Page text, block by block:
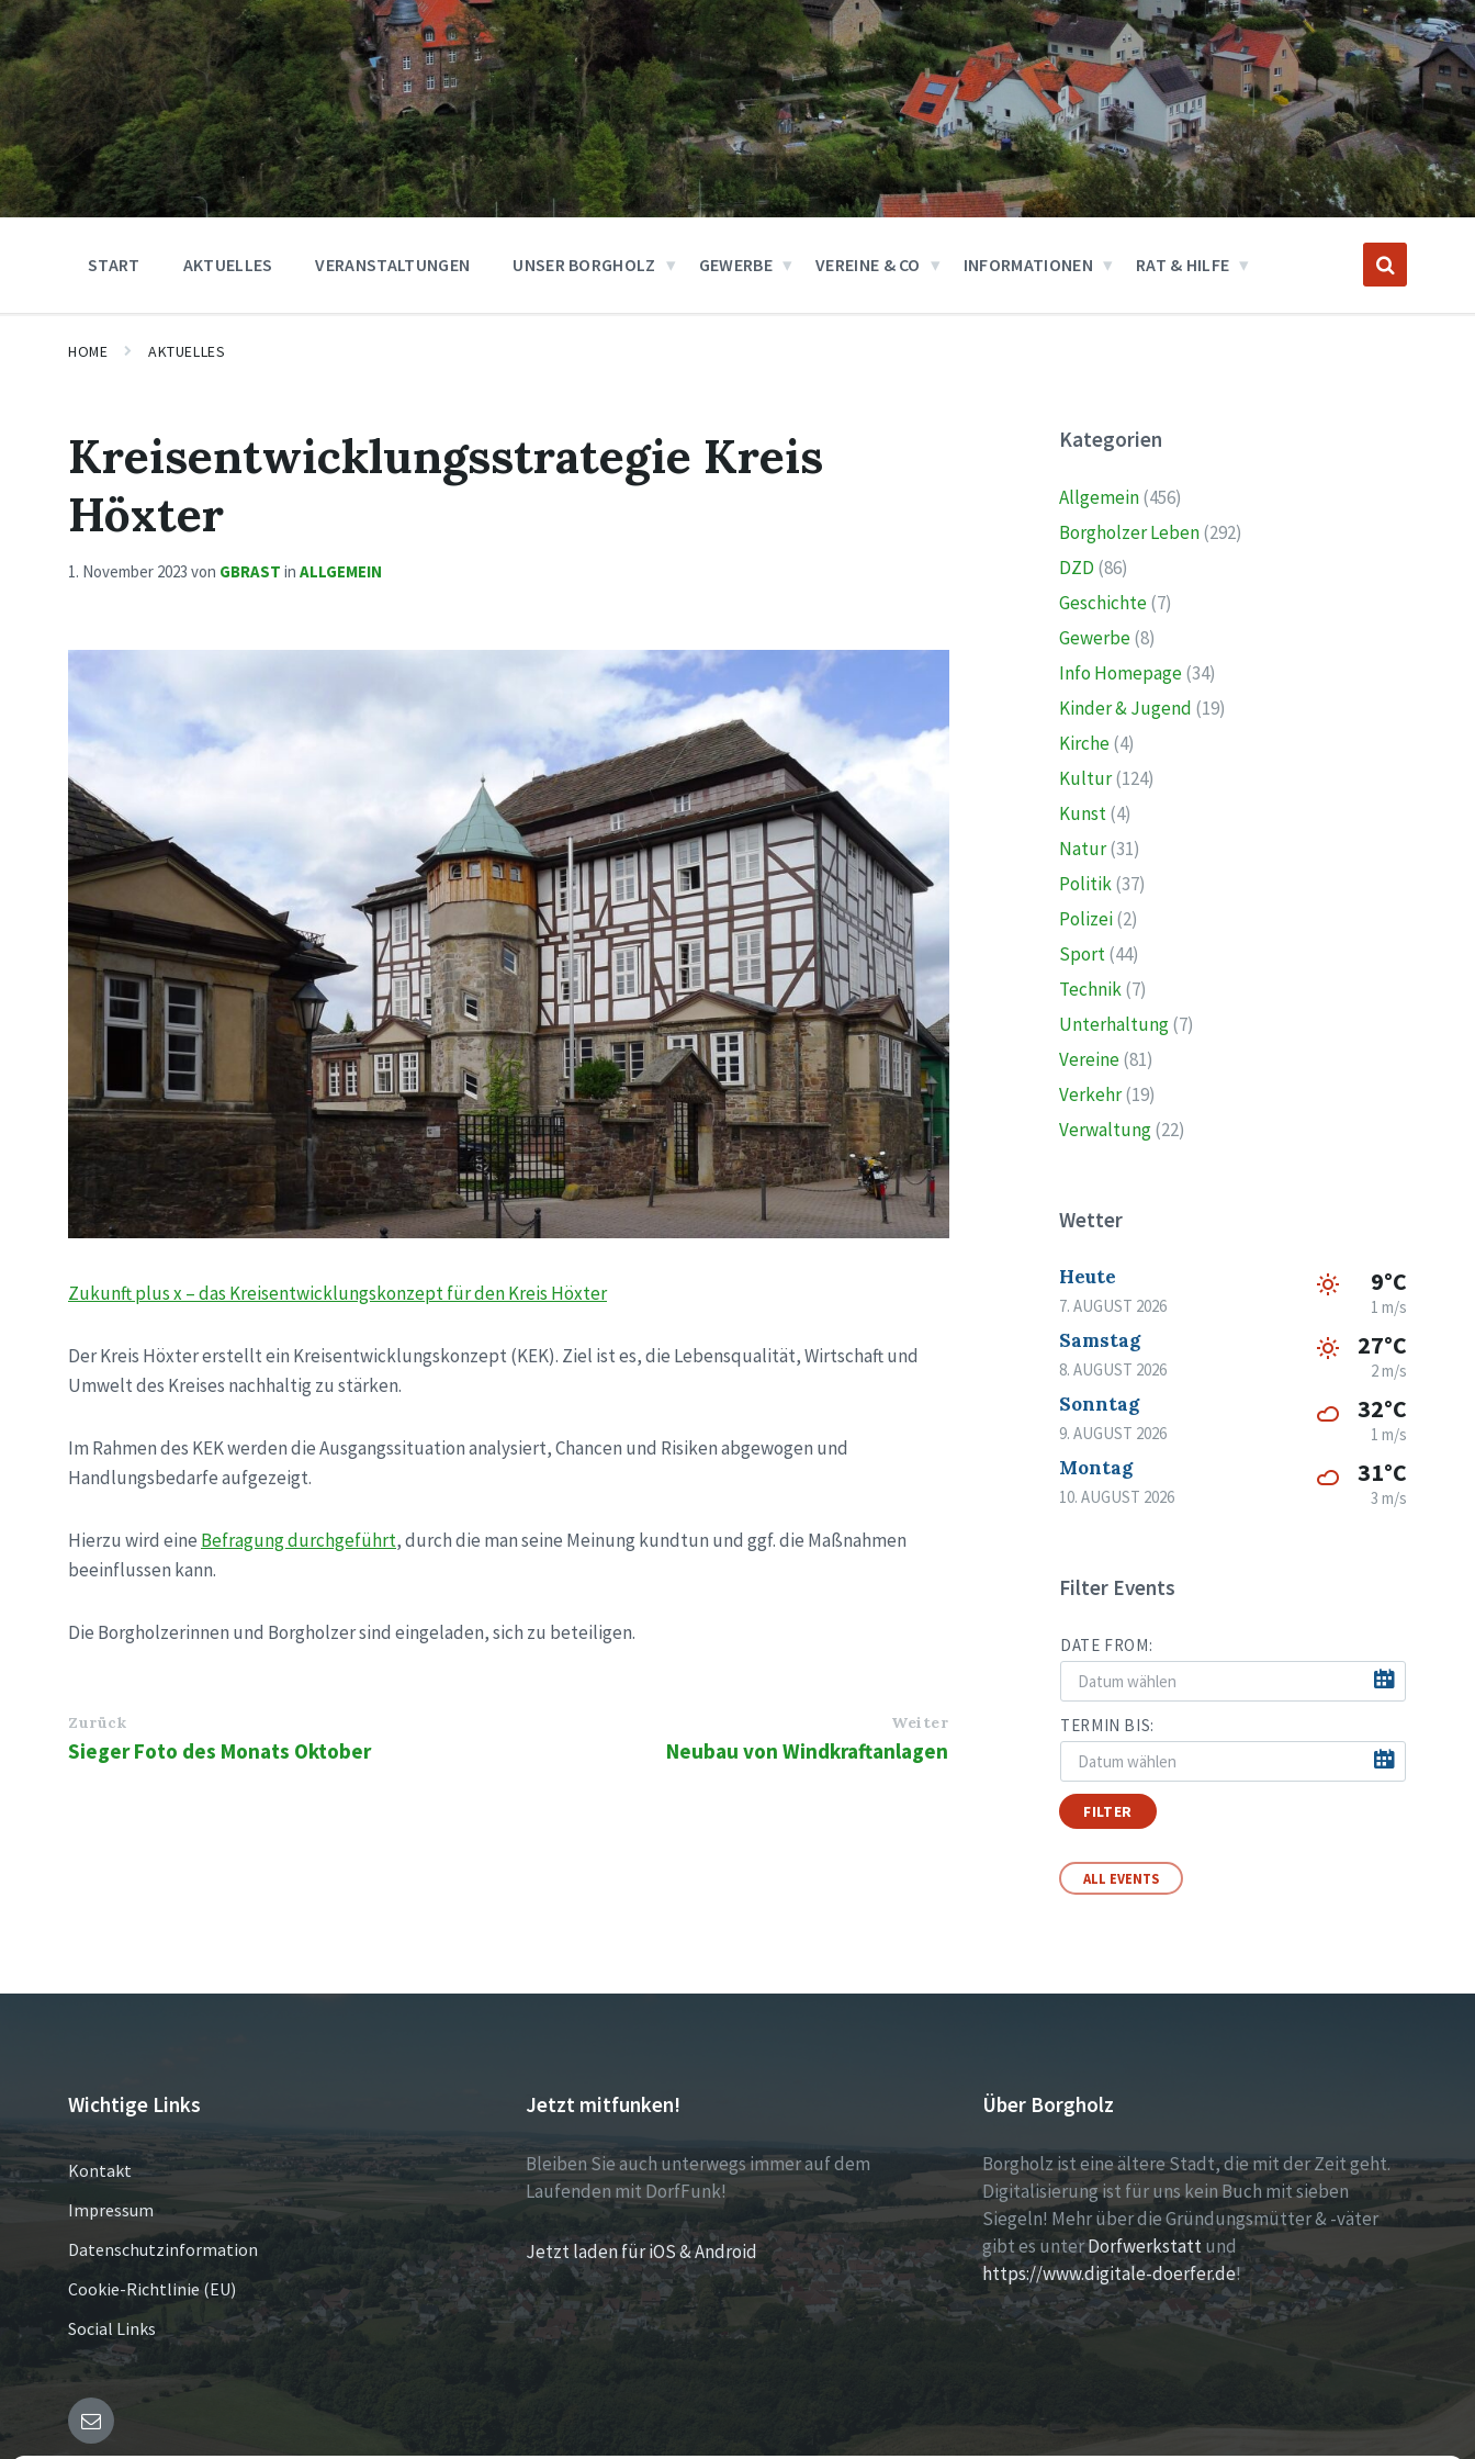
START AKTUELLES VERANSTALTUNGEN UNSER BORGHOLZ GEWERBE VEREINE & CO INFORMATIONEN RAT & HILFE
HOME AKTUELLES
Kreisentwicklungsstrategie Kreis
Höxter
1. November 2023 von GBRAST in ALLGEMEIN
Zukunft plus x – das Kreisentwicklungskonzept für den Kreis Höxter
Der Kreis Höxter erstellt ein Kreisentwicklungskonzept (KEK). Ziel ist es, die Lebensqualität, Wirtschaft und
Umwelt des Kreises nachhaltig zu stärken.
Im Rahmen des KEK werden die Ausgangssituation analysiert, Chancen und Risiken abgewogen und
Handlungsbedarfe aufgezeigt.
Hierzu wird eine Befragung durchgeführt, durch die man seine Meinung kundtun und ggf. die Maßnahmen
beeinflussen kann.
Die Borgholzerinnen und Borgholzer sind eingeladen, sich zu beteiligen.
Zurück
Sieger Foto des Monats Oktober
Weiter
Neubau von Windkraftanlagen
Kategorien
Allgemein(456)
Borgholzer Leben(292)
DZD (86)
Geschichte(7)
Gewerbe(8)
Info Homepage(34)
Kinder & Jugend (19)
Kirche(4)
Kultur(124)
Kunst(4)
Natur(31)
Politik(37)
Polizei(2)
Sport(44)
Technik(7)
Unterhaltung(7)
Vereine(81)
Verkehr(19)
Verwaltung(22)
Wetter
Heute
7. AUGUST 2026
9°C
1 m/s
Samstag
8. AUGUST 2026
27°C
2 m/s
Sonntag
9. AUGUST 2026
32°C
1 m/s
Montag
10. AUGUST 2026
31°C
3 m/s
Filter Events
DATE FROM:
TERMIN BIS:
FILTER
ALL EVENTS
Wichtige Links
Kontakt
Impressum
Datenschutzinformation
Cookie-Richtlinie (EU)
Social Links
Jetzt mitfunken!
Bleiben Sie auch unterwegs immer auf dem
Laufenden mit DorfFunk!
Jetzt laden für iOS & Android
Über Borgholz
Borgholz ist eine ältere Stadt, die mit der Zeit geht.
Digitalisierung ist für uns kein Buch mit sieben
Siegeln! Mehr über die Gründungsmütter & -väter
gibt es unterDorfwerkstattund
https://www.digitale-doerfer.de!
E-